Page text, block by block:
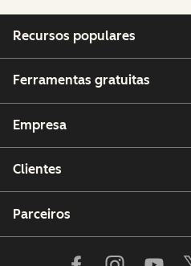
Recursos populares
Ferramentas gratuitas
Empresa
Clientes
Parceiros